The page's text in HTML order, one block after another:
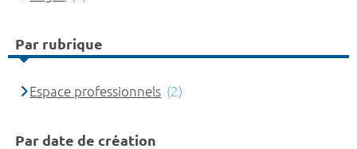
Par rubrique
Espace professionnels (2)
Par date de création